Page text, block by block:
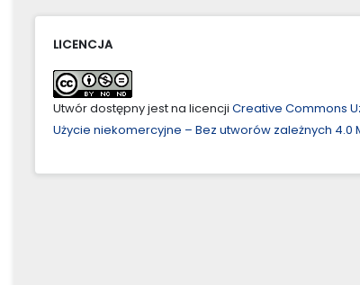
LICENCJA
Utwór dostępny jest na licencji Creative Commons
Użycie niekomercyjne – Bez utworów zależnych 4.0